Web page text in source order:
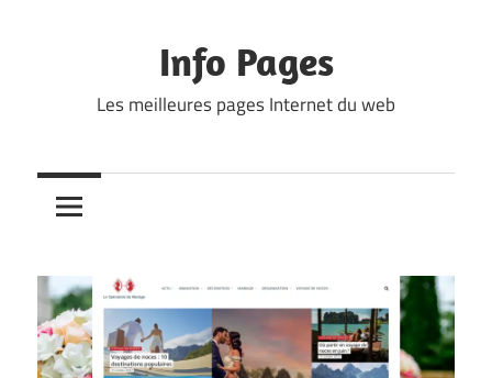
Info Pages
Les meilleures pages Internet du web